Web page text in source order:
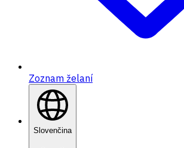
Zoznam želaní
Slovenčina